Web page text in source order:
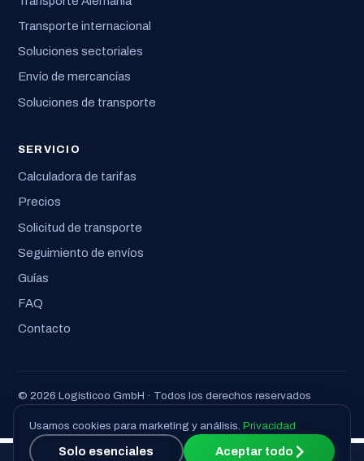
Transporte internacional
Soluciones sectoriales
Envío de mercancías
Soluciones de transporte
SERVICIO
Calculadora de tarifas
Precios
Solicitud de transporte
Seguimiento de envíos
Guías
FAQ
Contacto
© 2026 Logisticoo GmbH · Todos los derechos reservados
Usamos cookies para marketing y análisis.Privacidad
Solo esenciales Aceptar todo